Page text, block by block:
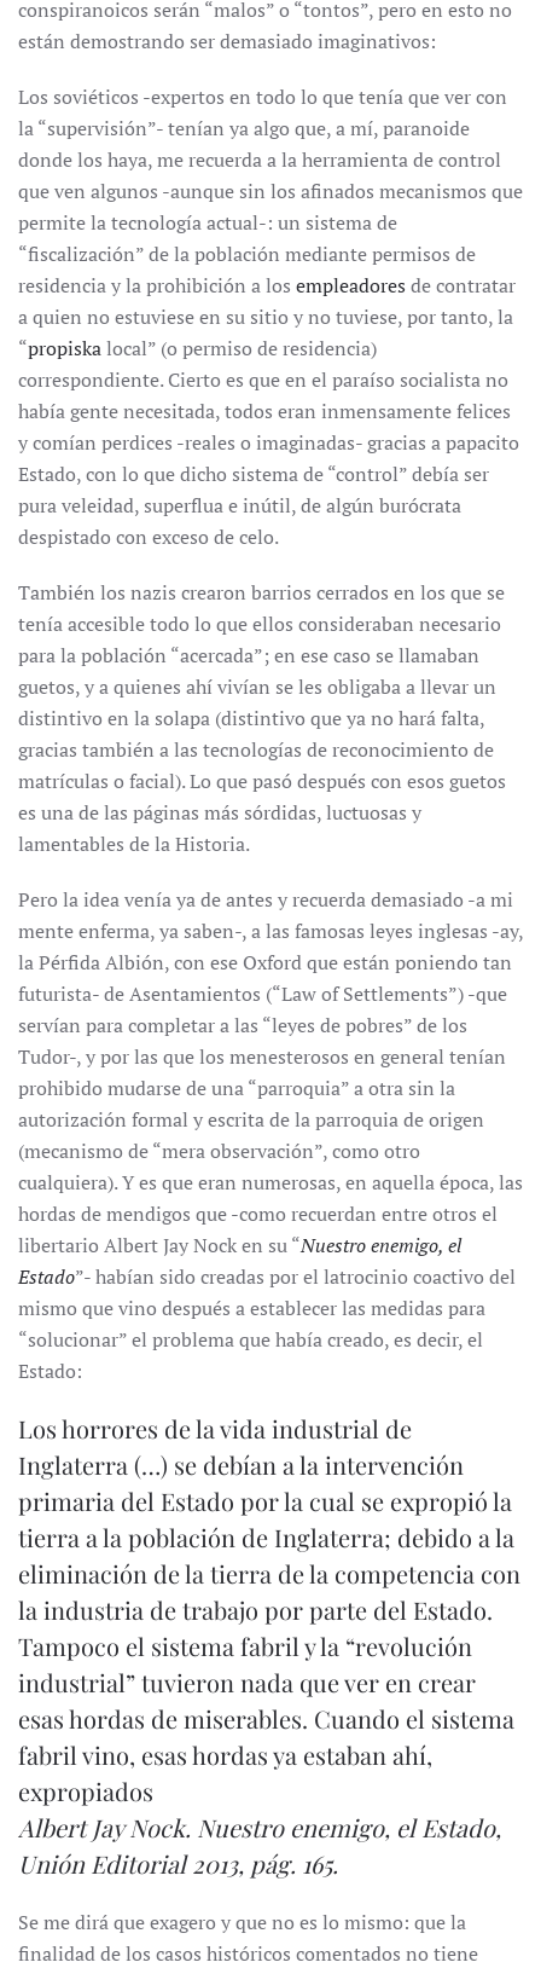
conspiranoicos serán “malos” o “tontos”, pero en esto no
están demostrando ser demasiado imaginativos:
Los soviéticos -expertos en todo lo que tenía que ver con
la “supervisión”- tenían ya algo que, a mí, paranoide
donde los haya, me recuerda a la herramienta de control
que ven algunos -aunque sin los afinados mecanismos que
permite la tecnología actual-: un sistema de
“fiscalización” de la población mediante permisos de
residencia y la prohibición a los empleadores de contratar
a quien no estuviese en su sitio y no tuviese, por tanto, la
“propiskalocal” (o permiso de residencia)
correspondiente. Cierto es que en el paraíso socialista no
había gente necesitada, todos eran inmensamente felices
y comían perdices -reales o imaginadas- gracias a papacito
Estado, con lo que dicho sistema de “control” debía ser
pura veleidad, superflua e inútil, de algún burócrata
despistado con exceso de celo.
También los nazis crearon barrios cerrados en los que se
tenía accesible todo lo que ellos consideraban necesario
para la población “acercada”; en ese caso se llamaban
guetos, y a quienes ahí vivían se les obligaba a llevar un
distintivo en la solapa (distintivo que ya no hará falta,
gracias también a las tecnologías de reconocimiento de
matrículas o facial). Lo que pasó después con esos guetos
es una de las páginas más sórdidas, luctuosas y
lamentables de la Historia.
Pero la idea venía ya de antes y recuerda demasiado -a mi
mente enferma, ya saben-, a las famosas leyes inglesas -ay,
la Pérfida Albión, con ese Oxford que están poniendo tan
futurista- de Asentamientos (“Law of Settlements”) -que
servían para completar a las “leyes de pobres” de los
Tudor-, y por las que los menesterosos en general tenían
prohibido mudarse de una “parroquia” a otra sin la
autorización formal y escrita de la parroquia de origen
(mecanismo de “mera observación”, como otro
cualquiera). Y es que eran numerosas, en aquella época, las
hordas de mendigos que -como recuerdan entre otros el
libertario Albert Jay Nock en su “Nuestro enemigo, el
Estado”- habían sido creadas por el latrocinio coactivo del
mismo que vino después a establecer las medidas para
“solucionar” el problema que había creado, es decir, el
Estado:
Los horrores de la vida industrial de
Inglaterra (…) se debían a la intervención
primaria del Estado por la cual se expropió la
tierra a la población de Inglaterra; debido a la
eliminación de la tierra de la competencia con
la industria de trabajo por parte del Estado.
Tampoco el sistema fabril y la “revolución
industrial” tuvieron nada que ver en crear
esas hordas de miserables. Cuando el sistema
fabril vino, esas hordas ya estaban ahí,
expropiados
Albert Jay Nock. Nuestro enemigo, el Estado,
Unión Editorial 2013, pág. 165.
Se me dirá que exagero y que no es lo mismo: que la
finalidad de los casos históricos comentados no tiene